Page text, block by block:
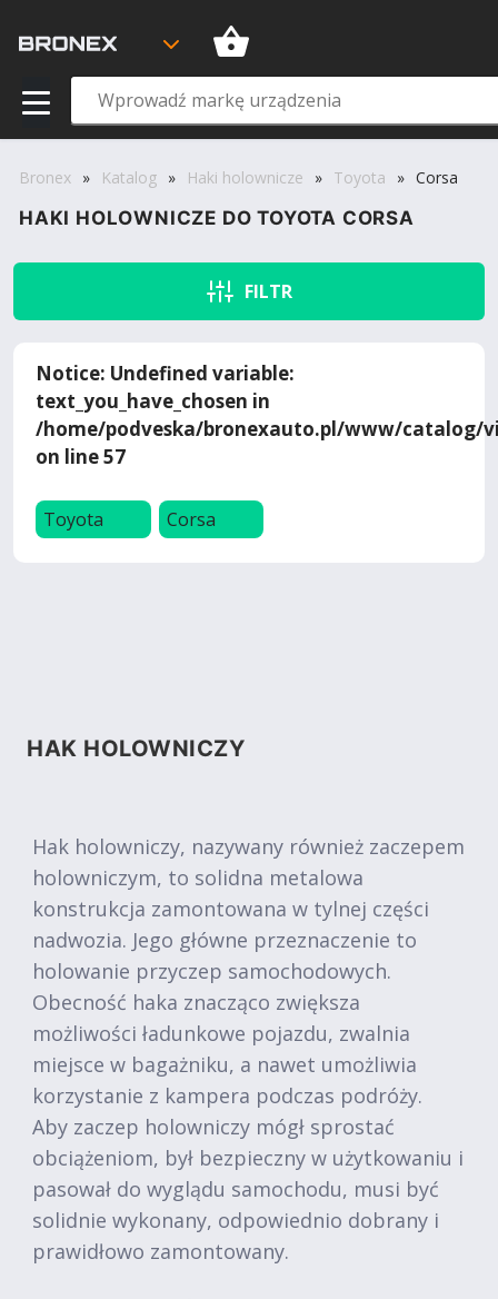
Bronex » Katalog » Haki holownicze » Toyota » Corsa
HAKI HOLOWNICZE DO TOYOTA CORSA
FILTR
Notice: Undefined variable:
text_you_have_chosen in
/home/podveska/bronexauto.pl/www/catalog/
on line57
Toyota Corsa
HAK HOLOWNICZY
Hak holowniczy, nazywany również zaczepem
holowniczym, to solidna metalowa
konstrukcja zamontowana w tylnej części
nadwozia. Jego główne przeznaczenie to
holowanie przyczep samochodowych.
Obecność haka znacząco zwiększa
możliwości ładunkowe pojazdu, zwalnia
miejsce w bagażniku, a nawet umożliwia
korzystanie z kampera podczas podróży.
Aby zaczep holowniczy mógł sprostać
obciążeniom, był bezpieczny w użytkowaniu i
pasował do wyglądu samochodu, musi być
solidnie wykonany, odpowiednio dobrany i
prawidłowo zamontowany.